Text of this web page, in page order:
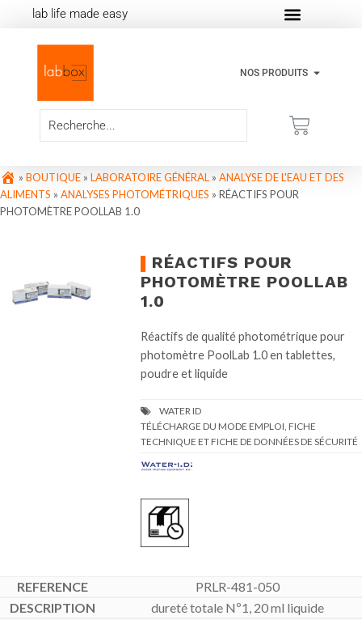
lab life made easy
NOS PRODUITS
» BOUTIQUE » LABORATOIRE GÉNÉRAL » ANALYSE DE L'EAU ET DES
ALIMENTS » ANALYSES PHOTOMÉTRIQUES » RÉACTIFS POUR
PHOTOMÈTRE POOLLAB 1.0
RÉACTIFS POUR
PHOTOMÈTRE POOLLAB
1.0
Réactifs de qualité photométrique pour
photomètre PoolLab 1.0 en tablettes,
poudre et liquide
TÉLÉCHARGE DU MODE EMPLOI, FICHE
TECHNIQUE ET FICHE DE DONNÉES DE SÉCURITÉ
PRLR-481-050
dureté totale Nº1, 20 ml liquide